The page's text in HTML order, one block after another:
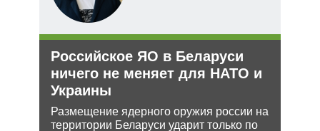
Российское ЯО в Беларуси
ничего не меняет для НАТО и
Украины
Размещение ядерного оружия россии на
территории Беларуси ударит только по